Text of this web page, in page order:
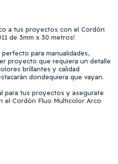
a tus proyectos con el Cordón
de 3mm x 30 metros!
para manualidades,
proyecto que requiera un detalle
brillantes y calidad
dondequiera que vayan.
para tus proyectos y asegurate
el Cordón Fluo Multicolor Arco